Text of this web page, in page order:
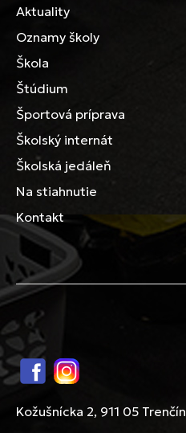
Aktuality
Oznamy školy
Škola
Štúdium
Športová príprava
Školský internát
Školská jedáleň
Na stiahnutie
Kontakt
FacebookInstagram
Kožušnícka 2, 911 05 Trenčín